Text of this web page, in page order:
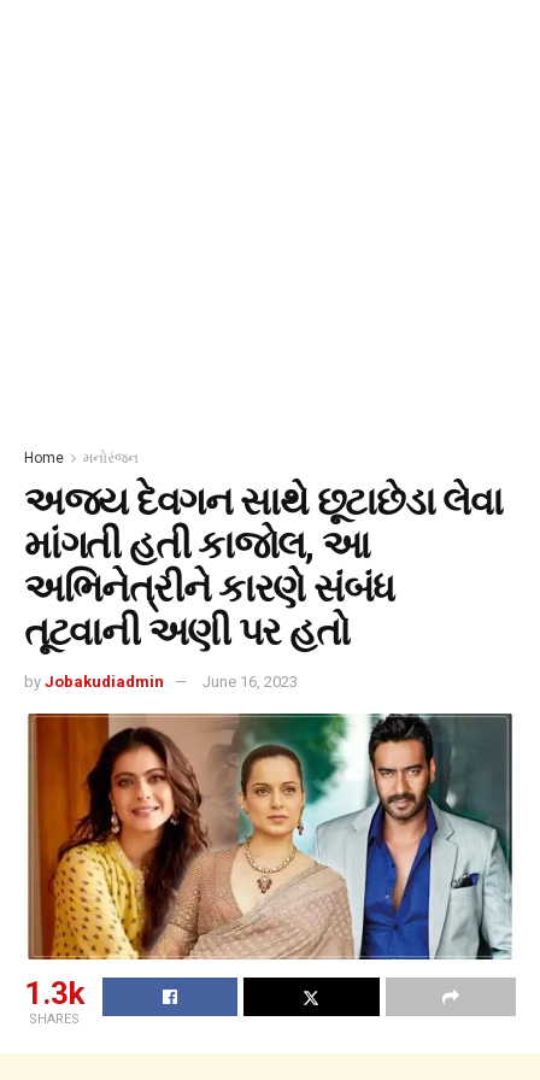
Home મનોરંજન
અજય દેવગન સાથે છૂટાછેડા લેવા
માંગતી હતી કાજોલ, આ
અભિનેત્રીને કારણે સંબંધ
તૂટવાની અણી પર હતો
by Jobakudiadmin June 16, 2023
1.3k
SHARES